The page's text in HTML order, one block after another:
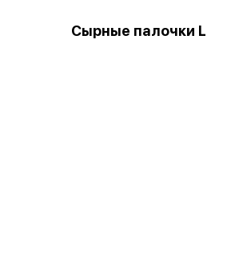
Сырные палочки L